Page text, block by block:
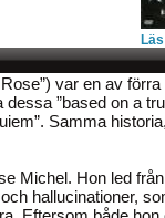
var en av förra
”based on a
Samma
Michel. Hon led
hallucinationer,